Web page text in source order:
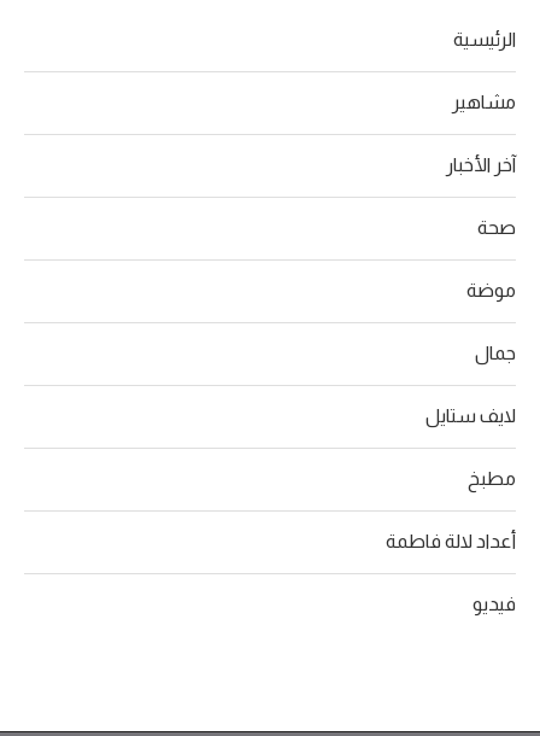
الرئيسية
مشاهير
آخر الأخبار
صحة
موضة
جمال
لايف ستايل
مطبخ
أعداد لالة فاطمة
فيديو